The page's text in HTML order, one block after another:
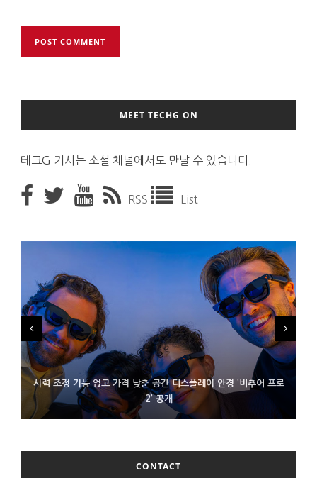
MEET TECHG ON
테크G 기사는 소셜 채널에서도 만날 수 있습니다.
RSS List
시력 조정 기능 얹고 가격 낮춘 공간 디스플레이 안경 ‘비추어 프로
2’ 공개
D램 부족에 10억달러어치 아이폰18 프로세서 패키징 대기 중
300~400달러 반지형 스피커 준비하는 오픈AI
CONTACT